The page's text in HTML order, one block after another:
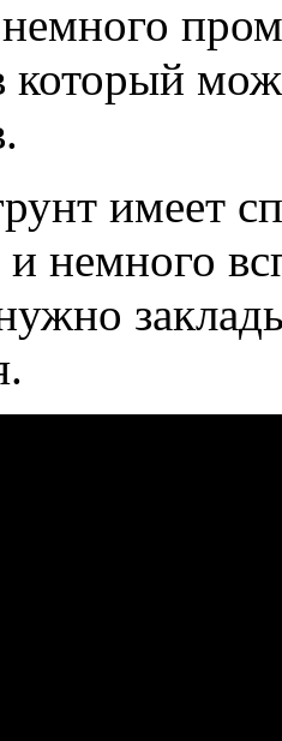
который
имеет
и немного